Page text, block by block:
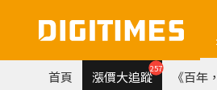
首頁 漲價大追蹤257 《百年